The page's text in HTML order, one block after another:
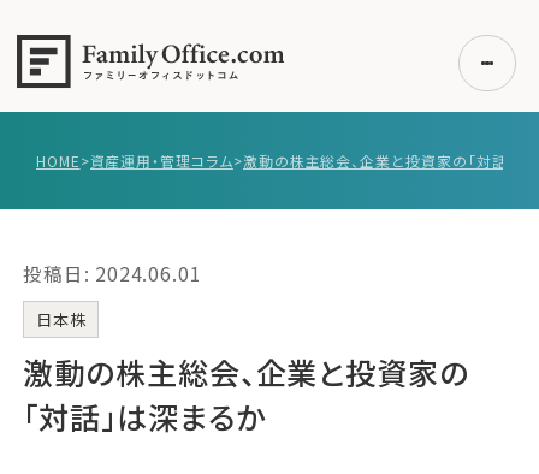
事例紹介
無料講座
コラム
HOME>資産運用・管理コラム>
投稿日: 2024.06.01
日本株
激動の株主総会、企業と投資家の
「対話」は深まるか